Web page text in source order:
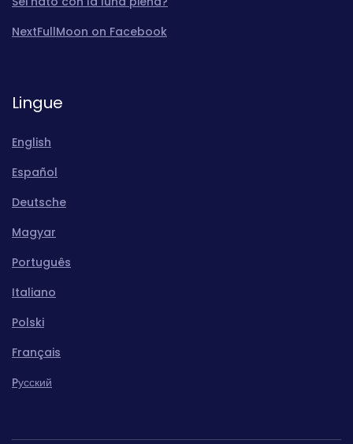
NextFullMoon on Facebook
Lingue
English
Español
Deutsche
Magyar
Português
Italiano
Polski
Français
Pусский